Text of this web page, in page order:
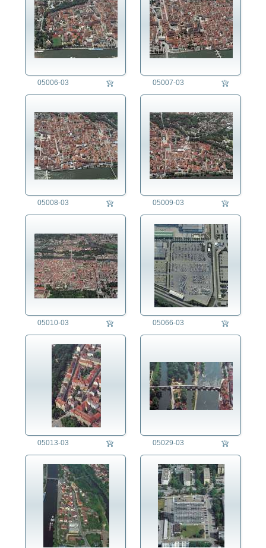
05006-03 05007-03
05008-03 05009-03
05010-03 05066-03
05013-03 05029-03